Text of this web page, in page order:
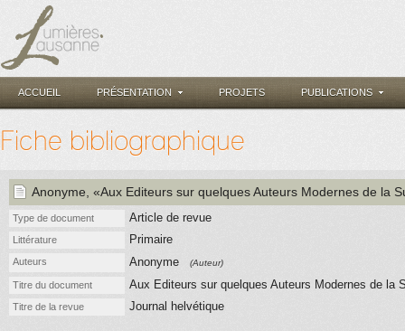
ACCUEIL PRÉSENTATION PROJETS PUBLICATIONS
Fiche bibliographique
Anonyme , «Aux Editeurs sur quelques Auteurs Modernes de la
Type de document Article de revue
Littérature Primaire
Auteurs Anonyme (Auteur)
Titre du document Aux Editeurs sur quelques Auteurs Modernes de la
Titre de la revue Journal helvétique